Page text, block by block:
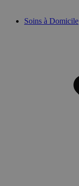
Soins à Domicile